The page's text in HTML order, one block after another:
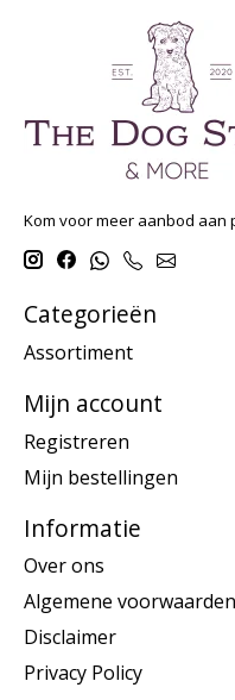
Kom voor meer aanbod aan
Categorieën
Assortiment
Mijn account
Registreren
Mijn bestellingen
Informatie
Over ons
Algemene voorwaarden
Disclaimer
Privacy Policy